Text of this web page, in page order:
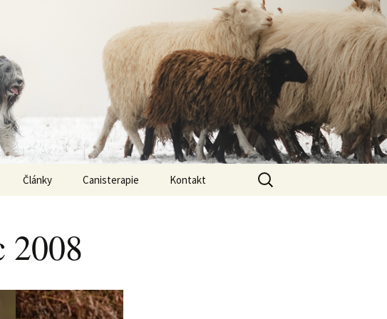
Články
Co je to vlastně COI?
Barvy u Bearded Collií
Canisterapie Kontakt
Vyhledávání
2008